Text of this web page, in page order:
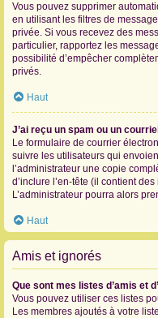
Vous pouvez supprimer
en utilisant les filtres de
privée. Si vous recevez des
particulier, rapportez les
possibilité d’empêcher
privés.
Haut
J’ai reçu un spam ou un
Le formulaire de courrier
suivre les utilisateurs qui
l’administrateur une copie
d’inclure l’en-tête (il contient
L’administrateur pourra alors
Haut
Amis et ignorés
Que sont mes listes d’amis et
Vous pouvez utiliser ces listes
Les membres ajoutés à votre